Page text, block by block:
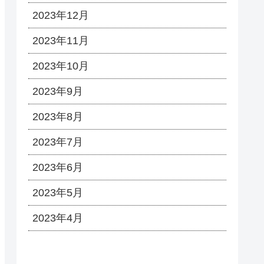
2023年12月
2023年11月
2023年10月
2023年9月
2023年8月
2023年7月
2023年6月
2023年5月
2023年4月